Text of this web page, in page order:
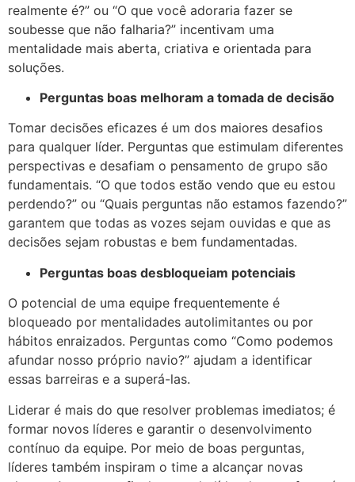
realmente é?” ou “O que você adoraria fazer se
soubesse que não falharia?” incentivam uma
mentalidade mais aberta, criativa e orientada para
soluções.
Perguntas boas melhoram a tomada de decisão
Tomar decisões eficazes é um dos maiores desafios
para qualquer líder. Perguntas que estimulam diferentes
perspectivas e desafiam o pensamento de grupo são
fundamentais. “O que todos estão vendo que eu estou
perdendo?” ou “Quais perguntas não estamos fazendo?”
garantem que todas as vozes sejam ouvidas e que as
decisões sejam robustas e bem fundamentadas.
Perguntas boas desbloqueiam potenciais
O potencial de uma equipe frequentemente é
bloqueado por mentalidades autolimitantes ou por
hábitos enraizados. Perguntas como “Como podemos
afundar nosso próprio navio?” ajudam a identificar
essas barreiras e a superá-las.
Liderar é mais do que resolver problemas imediatos; é
formar novos líderes e garantir o desenvolvimento
contínuo da equipe. Por meio de boas perguntas,
líderes também inspiram o time a alcançar novas